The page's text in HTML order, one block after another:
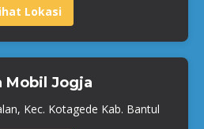
Lokasi
Mobil Jogja
Kec. Kotagede Kab. Bantul